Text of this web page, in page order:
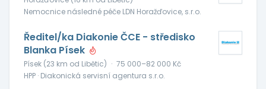
Nemocnice následné péče LDN Horažďovice, s.r.o.
Ředitel/ka Diakonie ČCE - středisko
Blanka Písek
Písek (23 km od Libětic) · 75 000–82 000 Kč
HPP · Diakonická servisní agentura s.r.o.